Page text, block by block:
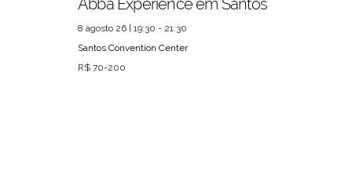
Abba Experience em Santos
8 agosto 26 | 19:30 - 21:30
Santos Convention Center
R$ 70-200